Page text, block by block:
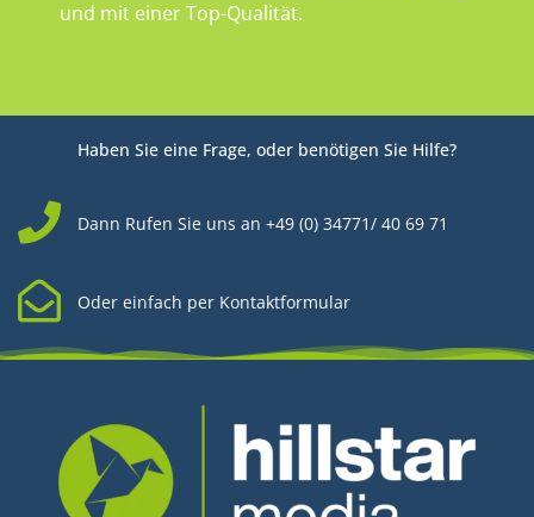
und mit einer Top-Qualität.
Haben Sie eine Frage, oder benötigen Sie Hilfe?
Dann Rufen Sie uns an +49 (0) 34771/ 40 69 71
Oder einfach per Kontaktformular